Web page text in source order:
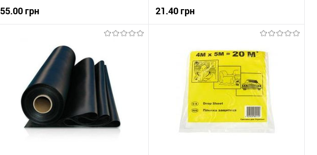
55.00 грн
Купити в 1 клік
До порівняння
В вибране
В наявності
21.40 грн
Купити в 1 клік
До порівняння
В вибране
В наявності